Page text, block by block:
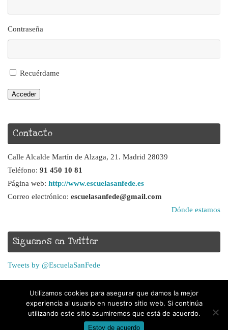
Contraseña
Recuérdame
Acceder
Contacto
Calle Alcalde Martín de Alzaga, 21. Madrid 28039
Teléfono: 91 450 10 81
Página web: http://www.escuelasanfede.es
Correo electrónico: escuelasanfede@gmail.com
Dónde estamos
Síguenos en Twitter
Tweets by @EscuelaSanFede
Utilizamos cookies para asegurar que damos la mejor
experiencia al usuario en nuestro sitio web. Si continúa
utilizando este sitio asumiremos que está de acuerdo.
Estoy de acuerdo